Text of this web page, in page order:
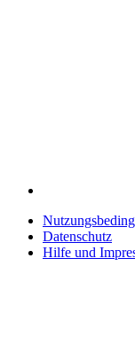
Datenschutz
Hilfe und